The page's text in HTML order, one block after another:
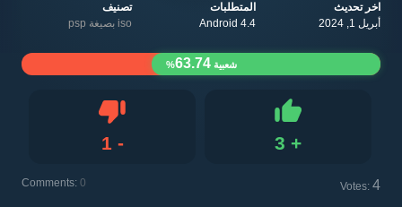
اخر تحديث
أبريل 1, 2024
المتطلبات
Android 4.4
تصنيف
iso بصيغة psp
+
3
Like
-
1
Votes: 4
Comments: 0
شعبية63.74
%